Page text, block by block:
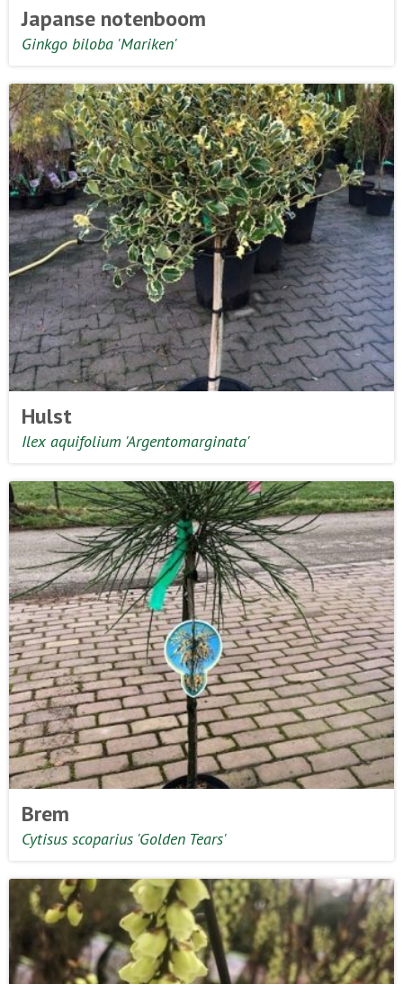
Japanse notenboom
Ginkgo biloba 'Mariken'
Hulst
Ilex aquifolium 'Argentomarginata'
Brem
Cytisus scoparius 'Golden Tears'